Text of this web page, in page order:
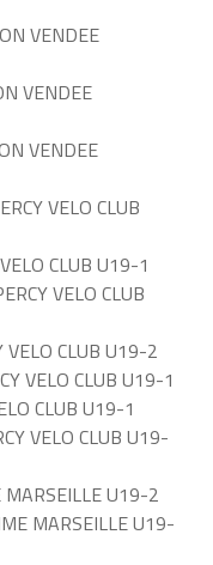
VENDEE
VENDEE
VENDEE
VELO CLUB
CLUB U19-1
VELO CLUB
VELO CLUB U19-2
VELO CLUB U19-1
CLUB U19-1
VELO CLUB U19-
U19-2
MARSEILLE U19-